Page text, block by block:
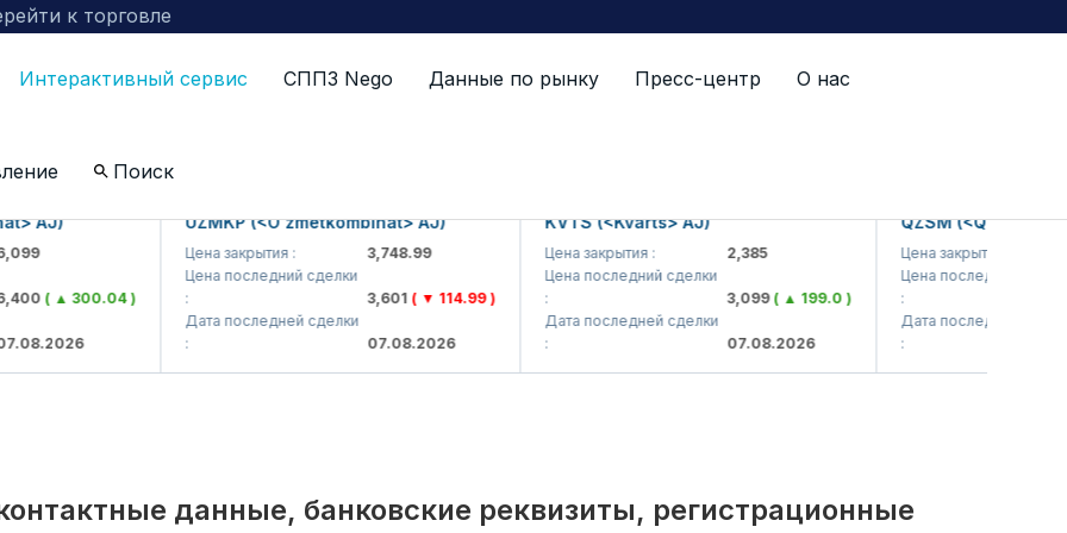
к торговле
Интерактивный сервис СППЗ Nego Данные по рынку Пресс-центр О нас
Поиск
компаниям включенных в биржевой котировальный список
( ▲ 300.04 )
UZMKP (<O'zmetkombinat> AJ)
Цена закрытия :
3,748.99
Цена последний сделки
3,601( ▼ 114.99 )
Дата последней сделки
07.08.2026
KVTS (<Kvarts> AJ)
Цена закрытия :
2,385
Цена последний сделки
3,099( ▲ 199.0 )
Дата последней сделки
07.08.2026
QZSM
Цена закрытия :
Цена последний сделки
Дата последней сделки
данные, банковские реквизиты, регистрационные